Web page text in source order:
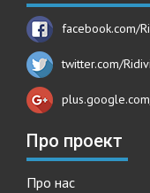
facebook.com/
twitter.com/
Про проект
Про нас